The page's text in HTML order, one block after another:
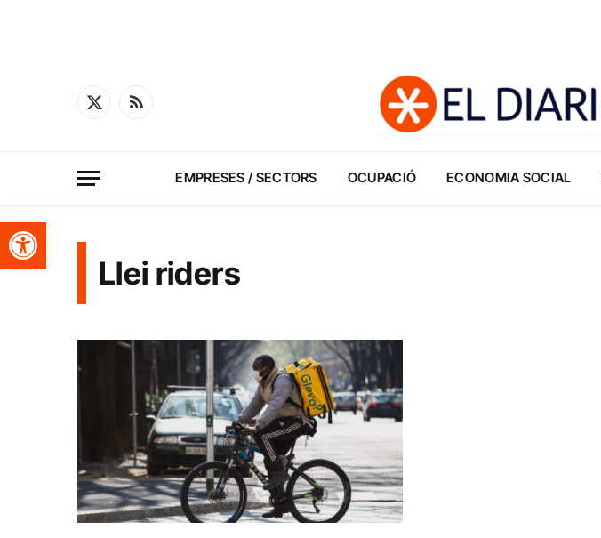
Obre la barra d'eines
X
RSS
EMPRESES / SECTORS OCUPACIÓ ECONOMIA SOCIAL
Llei riders